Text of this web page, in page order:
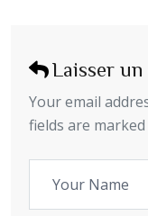
Laisser un
Your email
fields are